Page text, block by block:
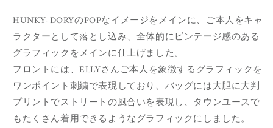
HUNKY-DORYのPOPなイメージをメインに、ご本人をキャ
ラクターとして落とし込み、全体的にビンテージ感のある
グラフィックをメインに仕上げました。
フロントには、ELLYさんご本人を象徴するグラフィックを
ワンポイント刺繍で表現しており、バッグには大胆に大判
プリントでストリートの風合いを表現し、タウンユースで
もたくさん着用できるようなグラフィックにしました。